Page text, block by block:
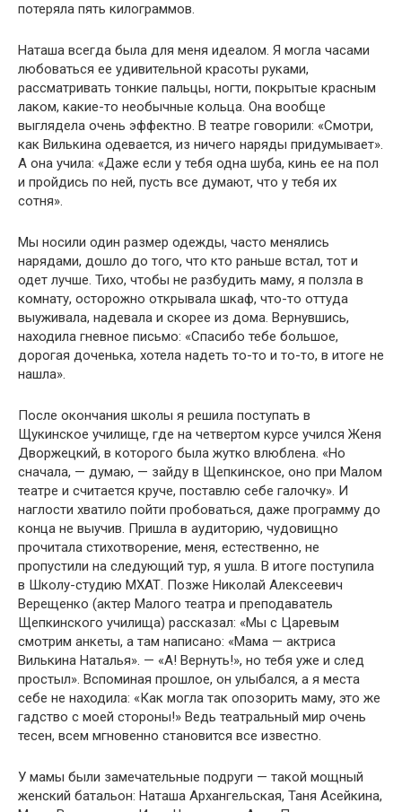
потеряла пять килограммов.
Наташа всегда была для меня идеалом. Я могла часами
любоваться ее удивительной красоты руками,
рассматривать тонкие пальцы, ногти, покрытые красным
лаком, какие-то необычные кольца. Она вообще
выглядела очень эффектно. В театре говорили: «Смотри,
как Вилькина одевается, из ничего наряды придумывает».
А она учила: «Даже если у тебя одна шуба, кинь ее на пол
и пройдись по ней, пусть все думают, что у тебя их
сотня».
Мы носили один размер одежды, часто менялись
нарядами, дошло до того, что кто раньше встал, тот и
одет лучше. Тихо, чтобы не разбудить маму, я ползла в
комнату, осторожно открывала шкаф, что-то оттуда
выуживала, надевала и скорее из дома. Вернувшись,
находила гневное письмо: «Спасибо тебе большое,
дорогая доченька, хотела надеть то-то и то-то, в итоге не
нашла».
После окончания школы я решила поступать в
Щукинское училище, где на четвертом курсе учился Женя
Дворжецкий, в которого была жутко влюблена. «Но
сначала, — думаю, — зайду в Щепкинское, оно при Малом
театре и считается круче, поставлю себе галочку». И
наглости хватило пойти пробоваться, даже программу до
конца не выучив. Пришла в аудиторию, чудовищно
прочитала стихотворение, меня, естественно, не
пропустили на следующий тур, я ушла. В итоге поступила
в Школу-студию МХАТ. Позже Николай Алексеевич
Верещенко (актер Малого театра и преподаватель
Щепкинского училища) рассказал: «Мы с Царевым
смотрим анкеты, а там написано: «Мама — актриса
Вилькина Наталья». — «А! Вернуть!», но тебя уже и след
простыл». Вспоминая прошлое, он улыбался, а я места
себе не находила: «Как могла так опозорить маму, это же
гадство с моей стороны!» Ведь театральный мир очень
тесен, всем мгновенно становится все известно.
У мамы были замечательные подруги — такой мощный
женский батальон: Наташа Архангельская, Таня Асейкина,